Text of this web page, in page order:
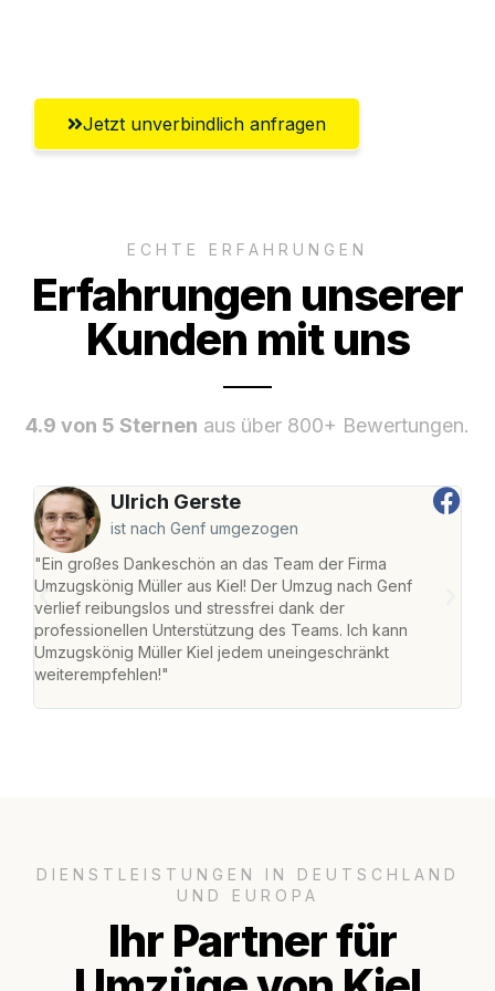
Jetzt unverbindlich anfragen
ECHTE ERFAHRUNGEN
Erfahrungen unserer
Kunden mit uns
4.9 von 5 Sternen aus über 800+ Bewertungen.
Ulrich Gerste
ist nach Genf umgezogen
"Ein großes Dankeschön an das Team der Firma
Umzugskönig Müller aus Kiel! Der Umzug nach Genf
verlief reibungslos und stressfrei dank der
professionellen Unterstützung des Teams. Ich kann
Umzugskönig Müller Kiel jedem uneingeschränkt
weiterempfehlen!"
DIENSTLEISTUNGEN IN DEUTSCHLAND
UND EUROPA
Ihr Partner für